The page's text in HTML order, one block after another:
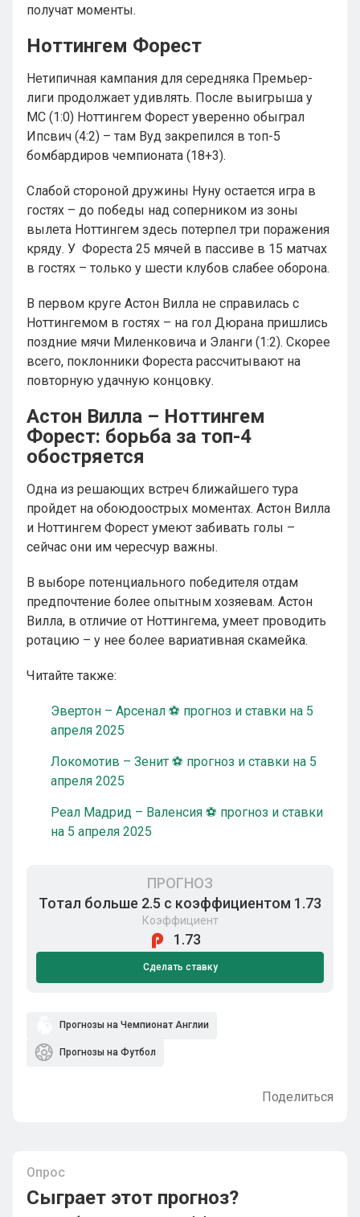
получат моменты.
Ноттингем Форест
Нетипичная кампания для середняка Премьер-
лиги продолжает удивлять. После выигрыша у
МС (1:0) Ноттингем Форест уверенно обыграл
Ипсвич (4:2) – там Вуд закрепился в топ-5
бомбардиров чемпионата (18+3).
Слабой стороной дружины Нуну остается игра в
гостях – до победы над соперником из зоны
вылета Ноттингем здесь потерпел три поражения
кряду. У Фореста 25 мячей в пассиве в 15 матчах
в гостях – только у шести клубов слабее оборона.
В первом круге Астон Вилла не справилась с
Ноттингемом в гостях – на гол Дюрана пришлись
поздние мячи Миленковича и Эланги (1:2). Скорее
всего, поклонники Фореста рассчитывают на
повторную удачную концовку.
Астон Вилла – Ноттингем
Форест: борьба за топ-4
обостряется
Одна из решающих встреч ближайшего тура
пройдет на обоюдоострых моментах. Астон Вилла
и Ноттингем Форест умеют забивать голы –
сейчас они им чересчур важны.
В выборе потенциального победителя отдам
предпочтение более опытным хозяевам. Астон
Вилла, в отличие от Ноттингема, умеет проводить
ротацию – у нее более вариативная скамейка.
Читайте также:
Эвертон – Арсенал ⚽ прогноз и ставки на 5
апреля 2025
Локомотив – Зенит ⚽ прогноз и ставки на 5
апреля 2025
Реал Мадрид – Валенсия ⚽ прогноз и ставки
на 5 апреля 2025
ПРОГНОЗ
Тотал больше 2.5 с коэффициентом 1.73
Коэффициент
1.73
Сделать ставку
Прогнозы на Чемпионат Англии
Прогнозы на Футбол
Поделиться
Опрос
Сыграет этот прогноз?